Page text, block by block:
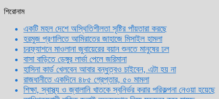
শিরোনাম
একটি মহল দেশে অস্থিতিশীলতা সৃষ্টির পাঁয়তারা করছে
হরমুজ প্রণালিতে আমিরাতের জাহাজে মিসাইল হামলা
চরফ্যাশনে মাওলানা জুবায়েরের বয়ান শুনতে মানুষের ঢল
বাসা বাড়িতে ডেঙ্গুর লার্ভা পেলে জরিমানা
হাসিনা কার্ড খেলবেন আবার বন্ধুত্বও চাইবেন, এটা হয় না
রাজধানীতে একদিনে ৪৮৫ গ্রেপ্তার, ৫০ মামলা
শিক্ষা, স্বাস্থ্য ও জ্বালানি খাতকে স্বনির্ভর করার পরিকল্পনা নেওয়া হয়েছে